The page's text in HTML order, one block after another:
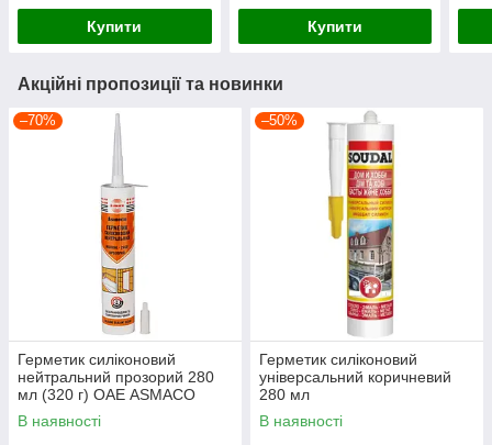
Купити Купити
Акційні пропозиції та новинки
–70%
Герметик силіконовий
нейтральний прозорий 280
мл (320 г) ОАЕ ASMACO
(2732561)
В наявності
–50%
Герметик силіконовий
універсальний коричневий
280 мл
В наявності